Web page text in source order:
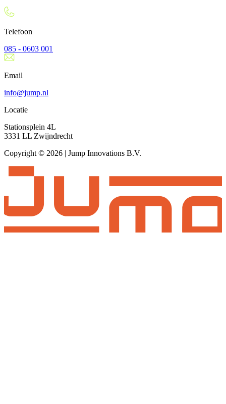
Telefoon
085 - 0603 001
Email
info@jump.nl
Locatie
Stationsplein 4L
3331 LL Zwijndrecht
Copyright © 2026 | Jump Innovations B.V.